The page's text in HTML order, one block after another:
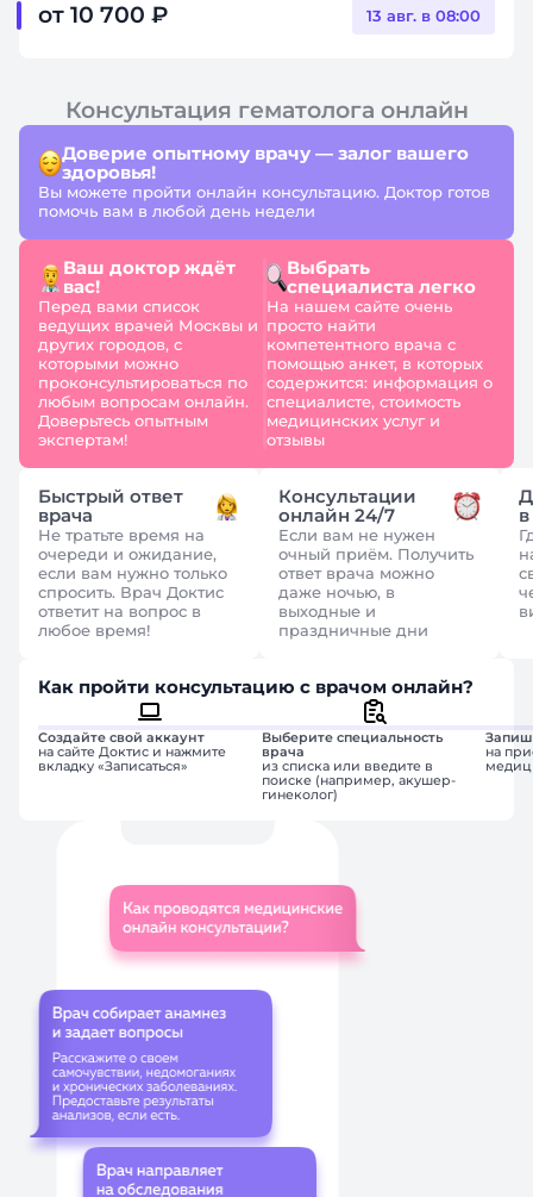
от 10 700 ₽ 13 авг. в 08:00
Консультация гематолога онлайн
Доверие опытному врачу — залог вашего
здоровья!
Вы можете пройти онлайн консультацию. Доктор готов
помочь вам в любой день недели
Ваш доктор ждёт
вас!
Перед вами список
ведущих врачей Москвы и
других городов, с
которыми можно
проконсультироваться по
любым вопросам онлайн.
Доверьтесь опытным
экспертам!
Выбрать
специалиста легко
На нашем сайте очень
просто найти
компетентного врача с
помощью анкет, в которых
содержится: информация о
специалисте, стоимость
медицинских услуг и
отзывы
Быстрый ответ
врача
Не тратьте время на
очереди и ожидание,
если вам нужно только
спросить. Врач Доктис
ответит на вопрос в
любое время!
Консультации
онлайн 24/7
Если вам не нужен
очный приём. Получить
ответ врача можно
даже ночью, в
выходные и
праздничные дни
Как пройти консультацию с врачом онлайн?
Создайте свой аккаунт
на сайте Доктис и нажмите
вкладку «Записаться»
Выберите специальность
врача
из списка или введите в
поиске (например, акушер-
гинеколог)
на